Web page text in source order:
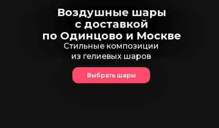
Воздушные шары
с доставкой
по Одинцово и Москве
Стильные композиции
из гелиевых шаров
Выбрать шары